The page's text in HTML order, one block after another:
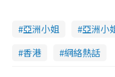
亞洲小姐 亞洲小
香港
網絡熱話